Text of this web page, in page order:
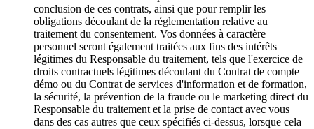
conclusion de ces contrats, ainsi que pour remplir les
obligations découlant de la réglementation relative au
traitement du consentement. Vos données à caractère
personnel seront également traitées aux fins des intérêts
légitimes du Responsable du traitement, tels que l'exercice de
droits contractuels légitimes découlant du Contrat de compte
démo ou du Contrat de services d'information et de formation,
la sécurité, la prévention de la fraude ou le marketing direct du
Responsable du traitement et la prise de contact avec vous
dans des cas autres que ceux spécifiés ci-dessus, lorsque cela